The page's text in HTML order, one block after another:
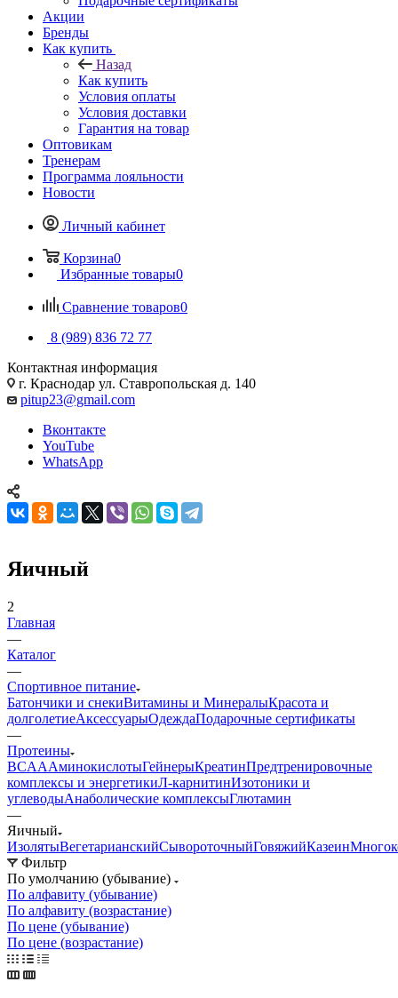
Акции
Бренды
Как купить
Назад
Как купить
Условия оплаты
Условия доставки
Гарантия на товар
Оптовикам
Тренерам
Программа лояльности
Новости
Личный кабинет
Корзина0
Избранные товары0
Сравнение товаров0
8 (989) 836 72 77
Контактная информация
г. Краснодар ул. Ставропольская д. 140
pitup23@gmail.com
Вконтакте
YouTube
WhatsApp
Яичный
2
Главная
—
Каталог
—
Спортивное питание
Батончики и снекиВитамины и МинералыКрасота и
долголетиеАксессуарыОдеждаПодарочные сертификаты
—
Протеины
BCAAАминокислотыГейнерыКреатинПредтренировочные
комплексы и энергетикиЛ-карнитинИзотоники и
углеводыАнаболические комплексыГлютамин
—
Яичный
ИзолятыВегетарианскийСывороточныйГовяжийКазеин
Фильтр
По умолчанию (убывание)
По алфавиту (убывание)
По алфавиту (возрастание)
По цене (убывание)
По цене (возрастание)